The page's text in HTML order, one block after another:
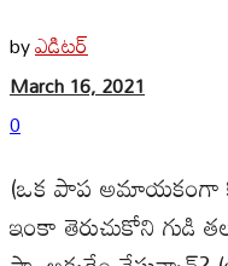
byఎడిటర్
March 16, 2021
0
(ఒక పాప అమాయకంగా
ఇంకా తెరుచుకోని గుడి